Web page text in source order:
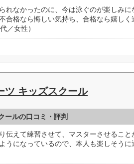
れなかったのに、今は泳ぐのが楽しみに
合格なら悔しい気持ち、合格なら嬉し
／女性）
ツ キッズスクール
ールの口コミ・評判
伝えて練習させて、マスターさせるこ
うになっているので、本人も楽しそう